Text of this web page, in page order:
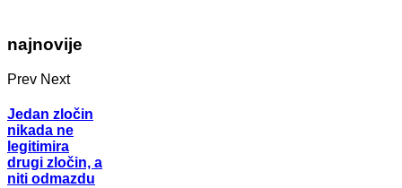
najnovije
Prev Next
Jedan zločin
nikada ne
legitimira
drugi zločin, a
niti odmazdu